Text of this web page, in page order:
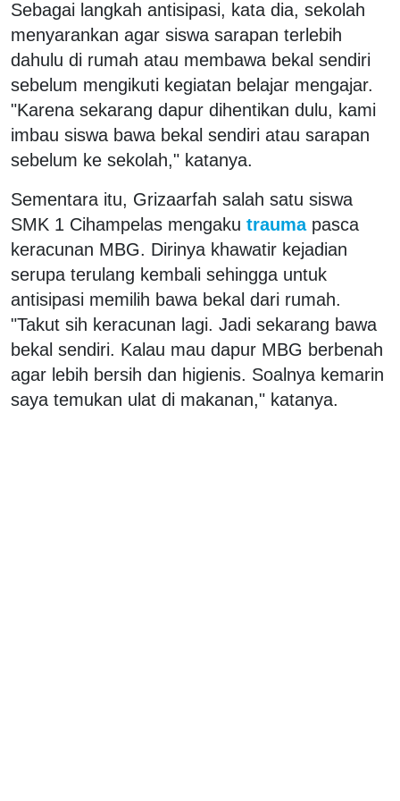
Sebagai langkah antisipasi, kata dia, sekolah
menyarankan agar siswa sarapan terlebih
dahulu di rumah atau membawa bekal sendiri
sebelum mengikuti kegiatan belajar mengajar.
"Karena sekarang dapur dihentikan dulu, kami
imbau siswa bawa bekal sendiri atau sarapan
sebelum ke sekolah," katanya.
Sementara itu, Grizaarfah salah satu siswa
SMK 1 Cihampelas mengaku trauma pasca
keracunan MBG. Dirinya khawatir kejadian
serupa terulang kembali sehingga untuk
antisipasi memilih bawa bekal dari rumah.
"Takut sih keracunan lagi. Jadi sekarang bawa
bekal sendiri. Kalau mau dapur MBG berbenah
agar lebih bersih dan higienis. Soalnya kemarin
saya temukan ulat di makanan," katanya.